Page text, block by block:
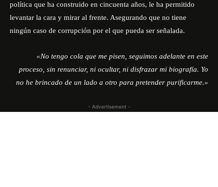
política que ha construido en cincuenta años, le ha permitido
levantar la cara y mirar al frente. Asegurando que no tiene
ningún caso de corrupción por el que pueda ser señalada.
«No tengo cola que me pisen, seguimos adelante en este
proceso, sin renunciar, ni ocultar, ni disfrazar mi biografía. Yo
no he brincado de un lado a otro para pretender purificarme.»
- Advertisement -